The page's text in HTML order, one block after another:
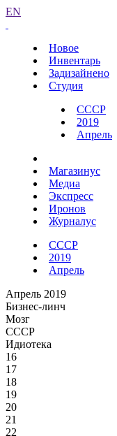
EN
Новое
Инвентарь
Задизайнено
Студия
СССР
2019
Апрель
Магазинус
Медиа
Экспресс
Иронов
Журналус
СССР
2019
Апрель
Апрель 2019
Бизнес-линч
Мозг
СССР
Идиотека
16
17
18
19
20
21
22